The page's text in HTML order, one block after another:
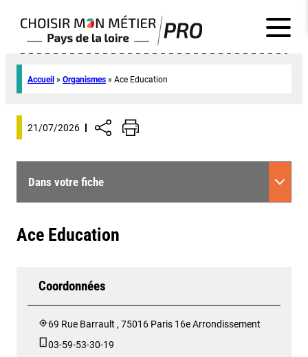
Accueil » Organismes » Ace Education
21/07/2026
Dans votre fiche
Ace Education
Coordonnées
69 Rue Barrault , 75016 Paris 16e Arrondissement
03-59-53-30-19